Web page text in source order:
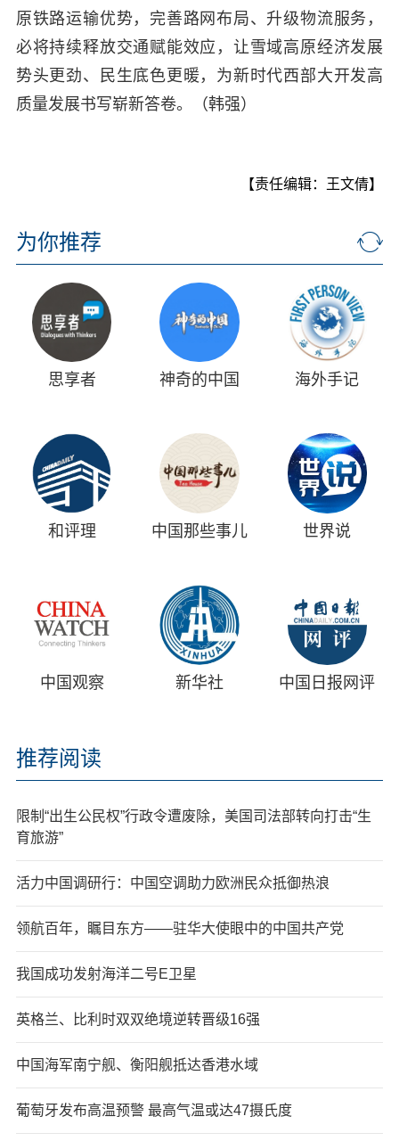
原铁路运输优势，完善路网布局、升级物流服务，
必将持续释放交通赋能效应，让雪域高原经济发展
势头更劲、民生底色更暖，为新时代西部大开发高
质量发展书写崭新答卷。（韩强）
【责任编辑：王文倩】
为你推荐
思享者 神奇的中国 海外手记
和评理 中国那些事儿 世界说
中国观察 新华社 中国日报网评
推荐阅读
限制“出生公民权”行政令遭废除，美国司法部转向打击“生
育旅游”
活力中国调研行：中国空调助力欧洲民众抵御热浪
领航百年，瞩目东方——驻华大使眼中的中国共产党
我国成功发射海洋二号E卫星
英格兰、比利时双双绝境逆转晋级16强
中国海军南宁舰、衡阳舰抵达香港水域
葡萄牙发布高温预警 最高气温或达47摄氏度